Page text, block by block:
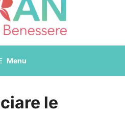
Menu
le